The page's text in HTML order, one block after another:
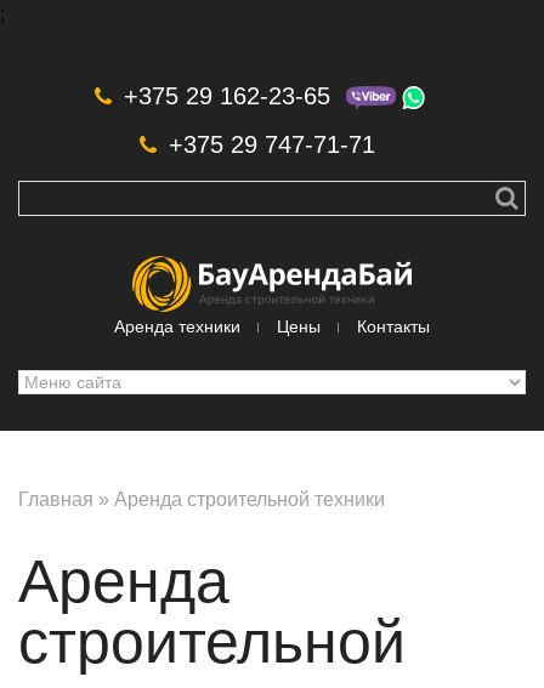
;
+375 29 162-23-65
+375 29 747-71-71
Аренда техники Цены Контакты
Главная » Аренда строительной техники
Аренда
строительной